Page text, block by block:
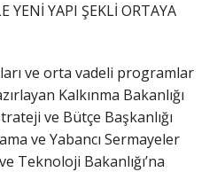
YENİ YAPI ŞEKLİ ORTAYA
ve orta vadeli programlar
Kalkınma Bakanlığı
ve Bütçe Başkanlığı
ve Yabancı Sermayeler
Teknoloji Bakanlığı’na